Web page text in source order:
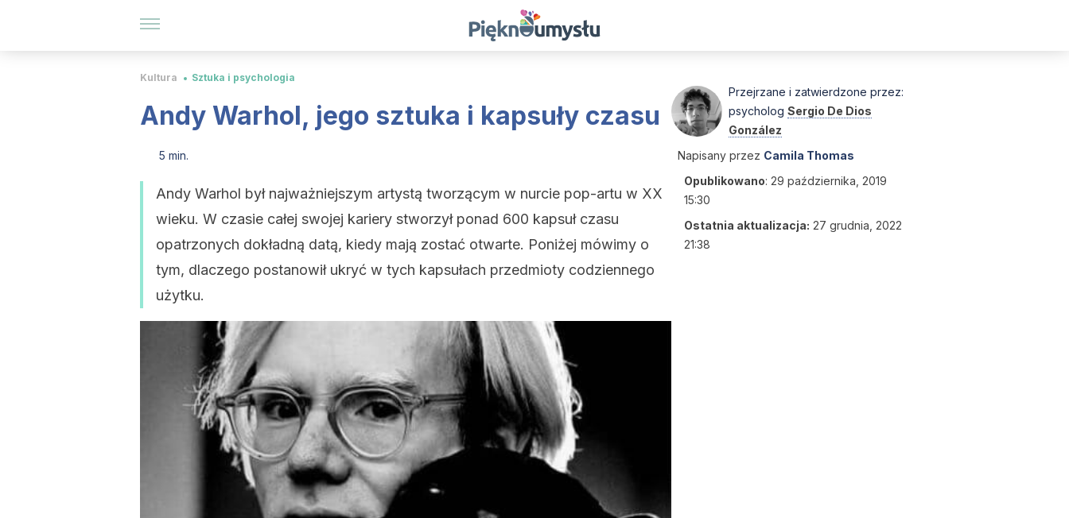
Kultura Sztuka i psychologia
Andy Warhol, jego sztuka i kapsuły czasu
5 min.
Andy Warhol był najważniejszym artystą tworzącym w nurcie pop-artu w XX
wieku. W czasie całej swojej kariery stworzył ponad 600 kapsuł czasu
opatrzonych dokładną datą, kiedy mają zostać otwarte. Poniżej mówimy o
tym, dlaczego postanowił ukryć w tych kapsułach przedmioty codziennego
użytku.
Przejrzane i zatwierdzone przez:
psycholog Sergio De Dios
González
Napisany przez Camila Thomas
Opublikowano: 29 października, 2019
15:30
Ostatnia aktualizacja: 27 grudnia, 2022
21:38